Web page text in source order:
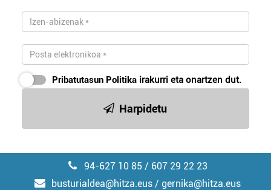
Pribatutasun Politika irakurri eta onartzen dut.
Harpidetu
94-627 10 85 / 607 29 22 23
busturialdea@hitza.eus / gernika@hitza.eus